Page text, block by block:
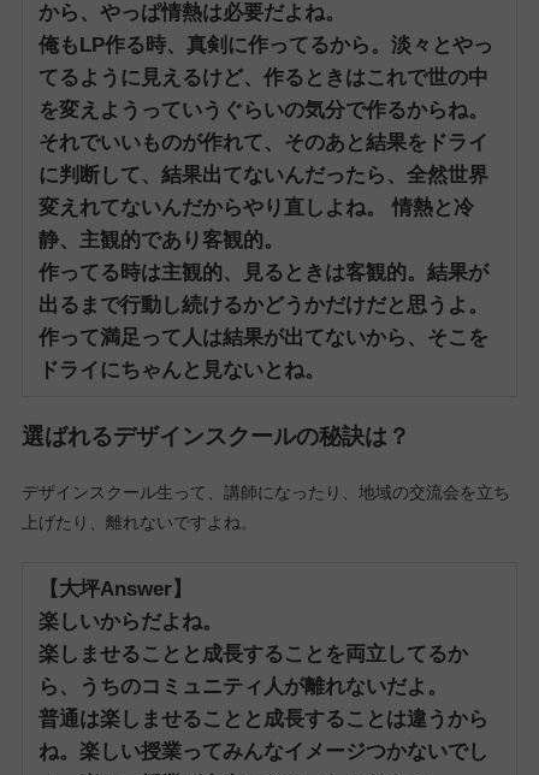
から、やっぱ情熱は必要だよね。
俺もLP作る時、真剣に作ってるから。 淡々とやっ
てるように見えるけど、作るときはこれで世の中
を変えようっていうぐらいの気分で作るからね。
それでいいものが作れて、そのあと結果をドライ
に判断して、結果出てないんだったら、全然世界
変えれてないんだからやり直しよね。
情熱と冷
静、主観的であり客観的。
作ってる時は主観的、見るときは客観的。 結果が
出るまで行動し続けるかどうかだけだと思うよ。
作って満足って人は結果が出てないから、そこを
ドライにちゃんと見ないとね。
選ばれるデザインスクールの秘訣は？
デザインスクール生って、講師になったり、地域の交流会を立ち
上げたり、離れないですよね。
【大坪Answer】
楽しいからだよね。
楽しませることと成長することを両立してるか
ら、うちのコミュニティ人が離れないだよ。
普通は楽しませることと成長することは違うから
ね。 楽しい授業ってみんなイメージつかないでし